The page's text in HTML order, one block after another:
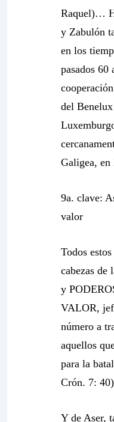
Raquel)…
y Zabulón
en los
pasados 60
del
Galigea, en
9a. clave:
valor
Todos
cabezas de
y
VALOR,
número a
aquellos
para la
Crón. 7:
Y de Aser,